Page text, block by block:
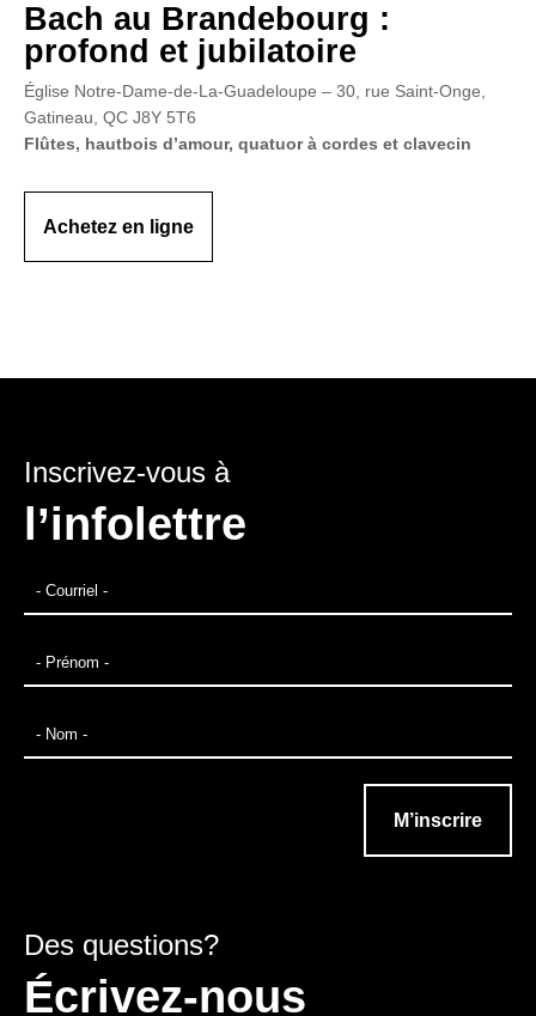
Bach au Brandebourg :
profond et jubilatoire
Église Notre-Dame-de-La-Guadeloupe – 30, rue Saint-Onge,
Gatineau, QC J8Y 5T6
Flûtes, hautbois d’amour, quatuor à cordes et clavecin
Achetez en ligne
Inscrivez-vous à
l’infolettre
Des questions?
Écrivez-nous